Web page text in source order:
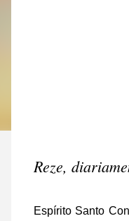
Reze,
Espírito Santo